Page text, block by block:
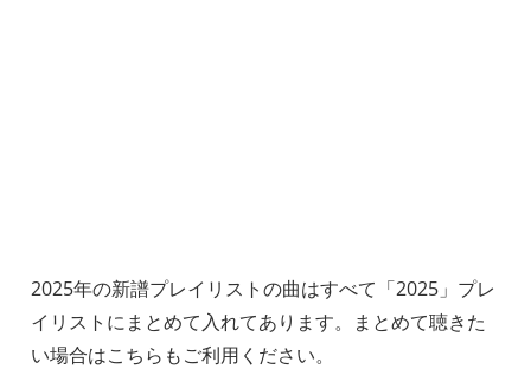
2025年の新譜プレイリストの曲はすべて「2025」プレ
イリストにまとめて入れてあります。まとめて聴きた
い場合はこちらもご利用ください。